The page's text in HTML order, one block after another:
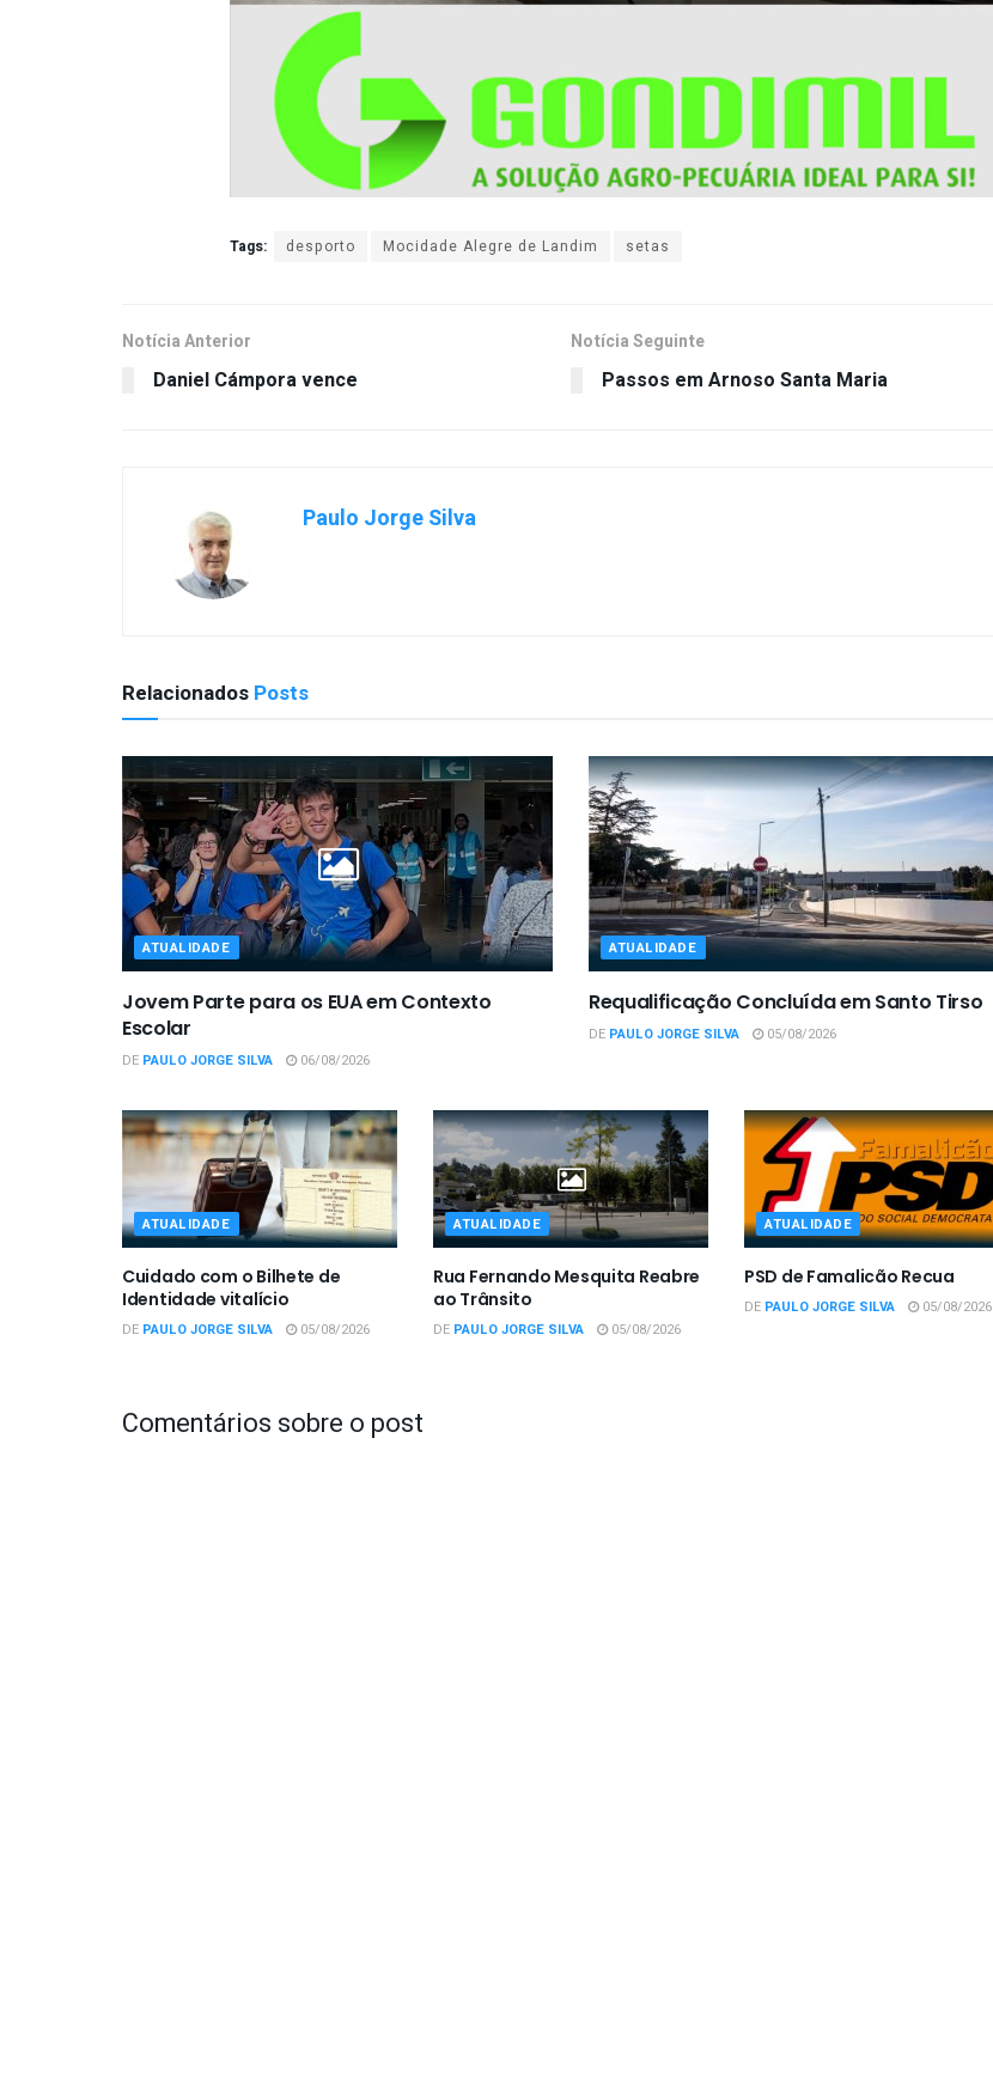
Tags: desporto Mocidade Alegre de Landim setas
Notícia Anterior
Daniel Cámpora vence
Notícia Seguinte
Passos em Arnoso Santa Maria
Paulo Jorge Silva
Relacionados Posts
ATUALIDADE
Jovem Parte para os EUA em Contexto
Escolar
DE PAULO JORGE SILVA 06/08/2026
ATUALIDADE
Requalificação Concluída em Santo Tirso
DE PAULO JORGE SILVA 05/08/2026
ATUALIDADE
Cuidado com o Bilhete de
Identidade vitalício
DE PAULO JORGE SILVA 05/08/2026
ATUALIDADE
Rua Fernando Mesquita Reabre
ao Trânsito
DE PAULO JORGE SILVA 05/08/2026
ATUALIDADE
PSD de Famalicão Recua
DE PAULO JORGE SILVA 05/08/2026
Comentários sobre o post